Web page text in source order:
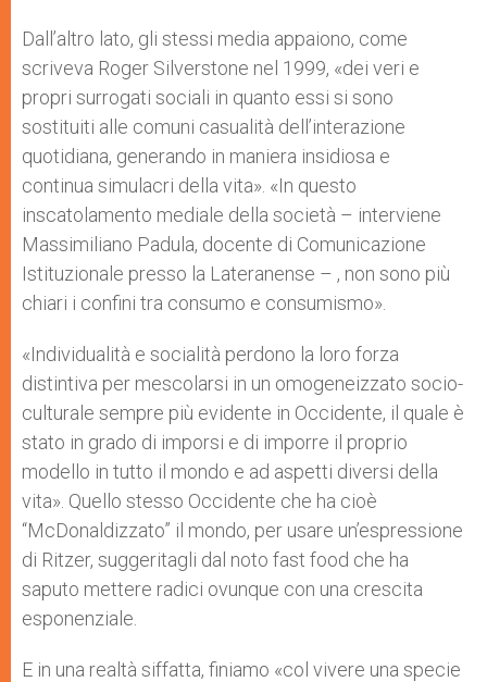
Dall’altro lato, gli stessi media appaiono, come
scriveva Roger Silverstone nel 1999, «dei veri e
propri surrogati sociali in quanto essi si sono
sostituiti alle comuni casualità dell’interazione
quotidiana, generando in maniera insidiosa e
continua simulacri della vita». «In questo
inscatolamento mediale della società – interviene
Massimiliano Padula, docente di Comunicazione
Istituzionale presso la Lateranense – , non sono più
chiari i confini tra consumo e consumismo».
«Individualità e socialità perdono la loro forza
distintiva per mescolarsi in un omogeneizzato socio-
culturale sempre più evidente in Occidente, il quale è
stato in grado di imporsi e di imporre il proprio
modello in tutto il mondo e ad aspetti diversi della
vita». Quello stesso Occidente che ha cioè
“McDonaldizzato” il mondo, per usare un’espressione
di Ritzer, suggeritagli dal noto fast food che ha
saputo mettere radici ovunque con una crescita
esponenziale.
E in una realtà siffatta, finiamo «col vivere una specie